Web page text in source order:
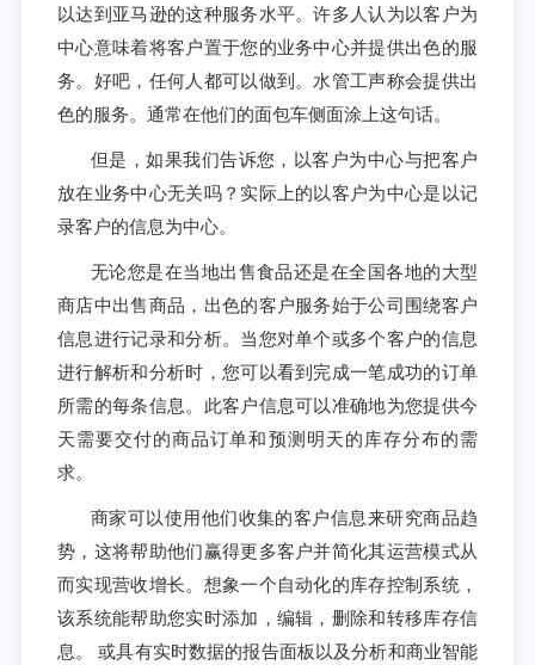
以达到亚马逊的这种服务水平。许多人认为以客户为
中心意味着将客户置于您的业务中心并提供出色的服
务。好吧，任何人都可以做到。水管工声称会提供出
色的服务。通常在他们的面包车侧面涂上这句话。
但是，如果我们告诉您，以客户为中心与把客户
放在业务中心无关吗？实际上的以客户为中心是以记
录客户的信息为中心。
无论您是在当地出售食品还是在全国各地的大型
商店中出售商品，出色的客户服务始于公司围绕客户
信息进行记录和分析。当您对单个或多个客户的信息
进行解析和分析时，您可以看到完成一笔成功的订单
所需的每条信息。此客户信息可以准确地为您提供今
天需要交付的商品订单和预测明天的库存分布的需
求。
商家可以使用他们收集的客户信息来研究商品趋
势，这将帮助他们赢得更多客户并简化其运营模式从
而实现营收增长。想象一个自动化的库存控制系统，
该系统能帮助您实时添加，编辑，删除和转移库存信
息。 或具有实时数据的报告面板以及分析和商业智能